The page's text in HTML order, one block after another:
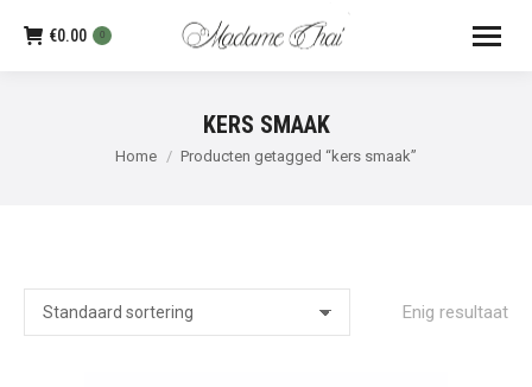
€0.00 0
KERS SMAAK
Je bent hier:
Home Producten getagged “kers smaak”
Enig resultaat